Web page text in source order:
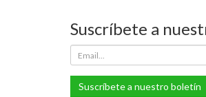
Suscríbete a
Suscríbete a nuestro boletín